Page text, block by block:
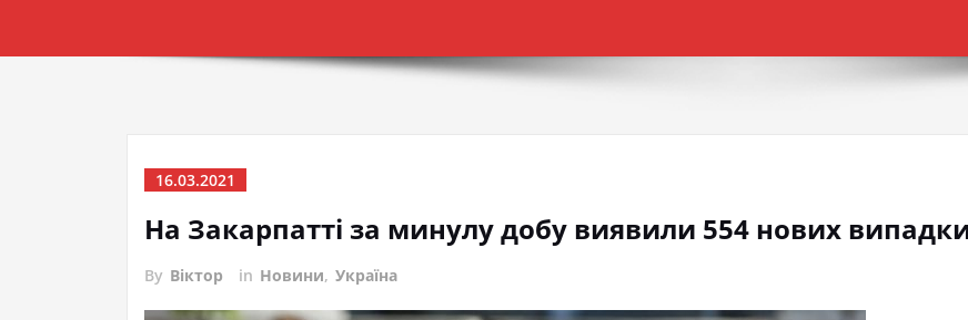
16.03.2021
На Закарпатті за минулу добу виявили 554 нових випадки
By Віктор in Новини, Україна